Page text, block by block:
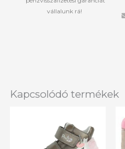
vállalunk rá!
Kapcsolódó termékek
terméknek
több